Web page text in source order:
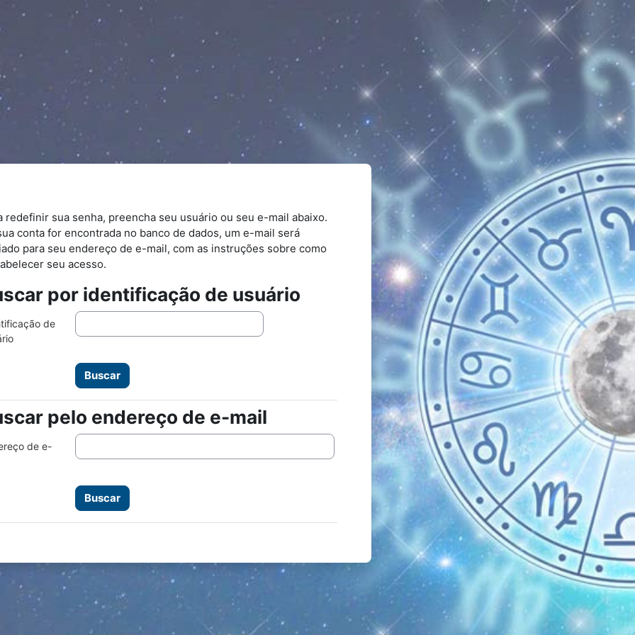
redefinir sua senha, preencha seu usuário ou seu e-mail abaixo.
conta for encontrada no banco de dados, um e-mail será
para seu endereço de e-mail, com as instruções sobre como
seu acesso.
por identificação de usuário
por identificação de usuário
de
pelo endereço de e-mail
pelo endereço de e-mail
de e-